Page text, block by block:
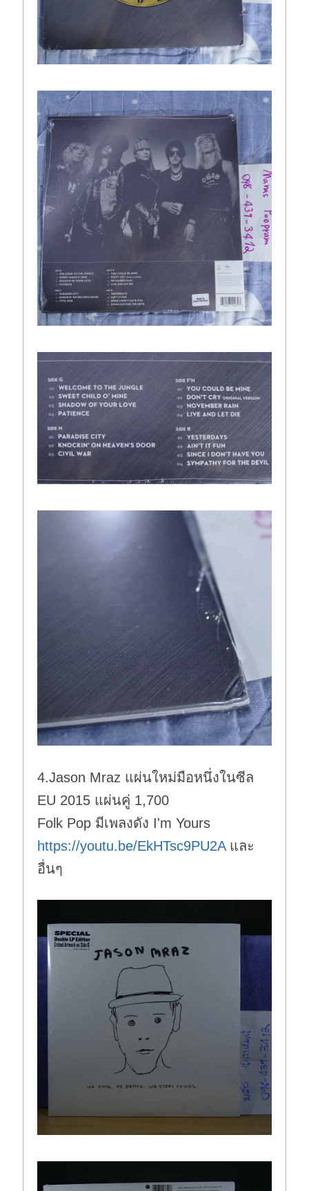
4.Jason Mraz แผ่นใหม่มือหนึ่งในซีล
EU 2015 แผ่นคู่ 1,700
Folk Pop มีเพลงดัง I'm Yours
https://youtu.be/EkHTsc9PU2Aและ
อื่นๆ